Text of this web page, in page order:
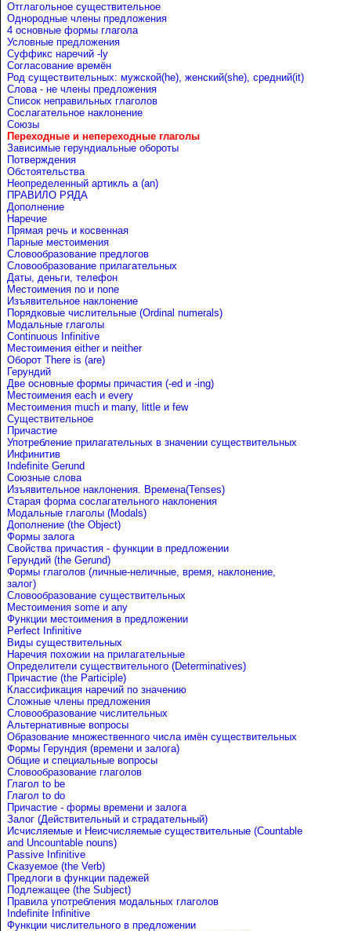
Отглагольное существительное
Однородные члены предложения
4 основные формы глагола
Условные предложения
Cуффикс наречий -ly
Согласование времён
Род существительных: мужской(he), женский(she), средний(it)
Слова - не члены предложения
Список неправильных глаголов
Сослагательное наклонение
Союзы
Переходные и непереходные глаголы
Зависимые герундиальные обороты
Потверждения
Обстоятельства
Неопределенный артикль a (an)
ПРАВИЛО РЯДА
Дополнение
Наречие
Прямая речь и косвенная
Парные местоимения
Словообразование предлогов
Словообразование прилагательных
Даты, деньги, телефон
Местоимения no и none
Изъявительное наклонение
Порядковые числительные (Ordinal numerals)
Модальные глаголы
Continuous Infinitive
Местоимения either и neither
Оборот There is (are)
Герундий
Две основные формы причастия (-ed и -ing)
Местоимения each и every
Местоимения much и many, little и few
Существительное
Причастие
Употребление прилагательных в значении существительных
Инфинитив
Indefinite Gerund
Союзные слова
Изъявительное наклонения. Времена(Tenses)
Старая форма сослагательного наклонения
Модальные глаголы (Modals)
Дополнение (the Object)
Формы залога
Свойства причастия - функции в предложении
Герундий (the Gerund)
Формы глаголов (личные-неличные, время, наклонение,
залог)
Словообразование существительных
Местоимения some и any
Функции местоимения в предложении
Perfect Infinitive
Виды существительных
Наречия похожии на прилагательные
Определители существительного (Determinatives)
Причастие (the Participle)
Классификация наречий по значению
Сложные члены предложения
Словообразование числительных
Альтернативные вопросы
Образование множественного числа имён существительных
Формы Герундия (времени и залога)
Общие и специальные вопросы
Словообразование глаголов
Глагол to be
Глагол to do
Причастие - формы времени и залога
Залог (Действительный и страдательный)
Исчисляемые и Неисчисляемые существительные (Countable
and Uncountable nouns)
Passive Infinitive
Сказуемое (the Verb)
Предлоги в функции падежей
Подлежащее (the Subject)
Правила употребления модальных глаголов
Indefinite Infinitive
Функции числительного в предложении